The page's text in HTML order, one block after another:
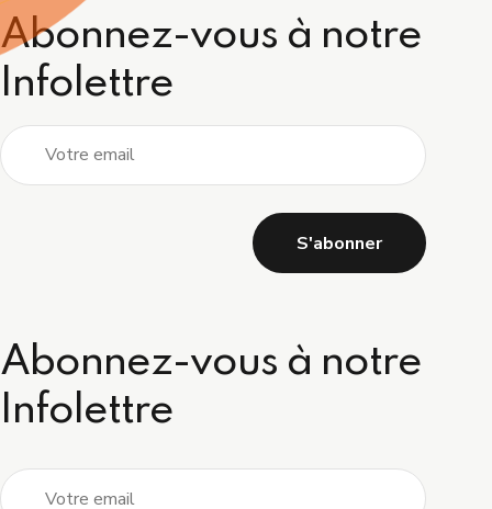
Abonnez-vous à notre
Infolettre
Abonnez-vous à notre
Infolettre